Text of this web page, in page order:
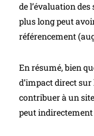
de l’évaluation
plus long peut
référencement
En résumé, bien
d’impact direct
contribuer à un
peut